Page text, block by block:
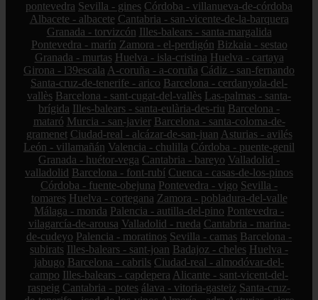
pontevedra Sevilla - gines Córdoba - villanueva-de-córdoba
Albacete - albacete Cantabria - san-vicente-de-la-barquera
Granada - torvizcón Illes-balears - santa-margalida
Pontevedra - marín Zamora - el-perdigón Bizkaia - sestao
Granada - murtas Huelva - isla-cristina Huelva - cartaya
Girona - l39escala A-coruña - a-coruña Cádiz - san-fernando
Santa-cruz-de-tenerife - arico Barcelona - cerdanyola-del-
vallès Barcelona - sant-cugat-del-vallès Las-palmas - santa-
brígida Illes-balears - santa-eulària-des-riu Barcelona -
mataró Murcia - san-javier Barcelona - santa-coloma-de-
gramenet Ciudad-real - alcázar-de-san-juan Asturias - avilés
León - villamañán Valencia - chulilla Córdoba - puente-genil
Granada - huétor-vega Cantabria - bareyo Valladolid -
valladolid Barcelona - font-rubí Cuenca - casas-de-los-pinos
Córdoba - fuente-obejuna Pontevedra - vigo Sevilla -
tomares Huelva - cortegana Zamora - pobladura-del-valle
Málaga - monda Palencia - autilla-del-pino Pontevedra -
vilagarcía-de-arousa Valladolid - rueda Cantabria - marina-
de-cudeyo Palencia - moratinos Sevilla - camas Barcelona -
subirats Illes-balears - sant-joan Badajoz - cheles Huelva -
jabugo Barcelona - cabrils Ciudad-real - almodóvar-del-
campo Illes-balears - capdepera Alicante - sant-vicent-del-
raspeig Cantabria - potes álava - vitoria-gasteiz Santa-cruz-